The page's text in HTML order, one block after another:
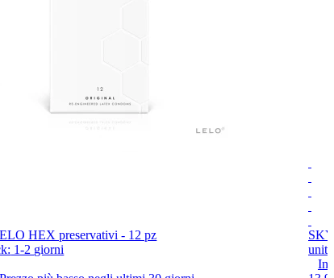
HEX preservativi - 12 pz
1-2 giorni
unità
In